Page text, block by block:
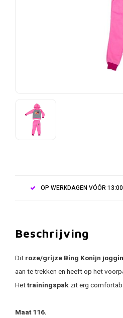
OP WERKDAGEN VÓÓR
Beschrijving
Dit roze/grijze Bing Konijn
aan te trekken en heeft op het
Hettrainingspak zit erg
Maat 116.